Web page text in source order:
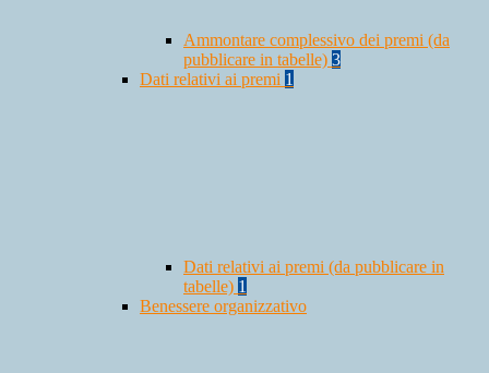
Ammontare complessivo dei premi (da
pubblicare in tabelle) 3
Dati relativi ai premi 1
Dati relativi ai premi (da pubblicare in
tabelle) 1
Benessere organizzativo